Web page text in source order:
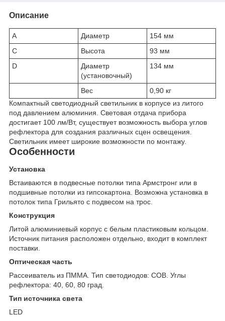
Описание
A Диаметр
154 мм
C
Высота
93 мм
D
Диаметр
(установочный)
134 мм
Вес
0,90 кг
Компактный светодиодный светильник в корпусе из литого
под давлением алюминия. Световая отдача прибора
достигает 100 лм/Вт, существует возможность выбора углов
рефлектора для создания различных сцен освещения.
Светильник имеет широкие возможности по монтажу.
Особенности
Установка
Встаиваются в подвесные потолки типа Армстронг или в
подшивные потолки из гипсокартона. Возможна установка в
потолок типа Грильято с подвесом на трос.
Конструкция
Литой алюминиевый корпус с белым пластиковым кольцом.
Источник питания расположен отдельно, входит в комплект
поставки.
Оптическая часть
Рассеиватель из ПММА. Тип светодиодов: COB. Углы
рефлектора: 40, 60, 80 град.
Тип источника света
LED